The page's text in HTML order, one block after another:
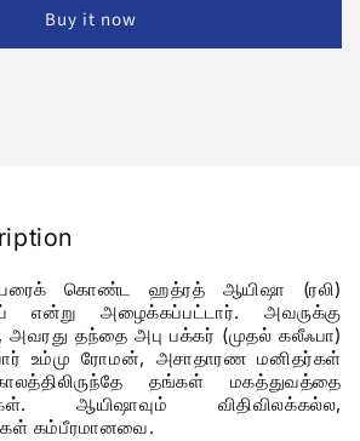
Buy it now
கொண்ட ஹத்ரத் ஆயிஷா (ரலி)
என்று அழைக்கப்பட்டார். அவருக்கு
தந்தை அபு பக்கர் (முதல் கலீஃபா)
உம்மு ரோமன், அசாதாரண மனிதர்கள்
தங்கள் மகத்துவத்தை
ஆயிஷாவும் விதிவிலக்கல்ல,
கம்பீரமானவை.